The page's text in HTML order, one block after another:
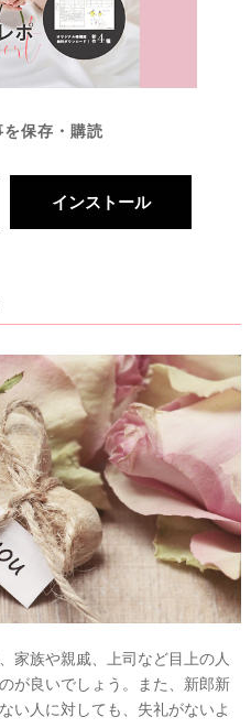
保存・購読
インストール
家族や親戚、上司など目上の人
が良いでしょう。また、新郎新
い人に対しても、失礼がないよ